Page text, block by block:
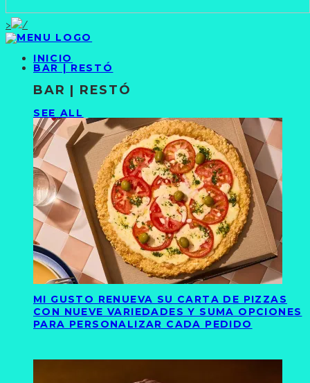
>
INICIO
BAR | RESTÓ
BAR | RESTÓ
SEE ALL
MI GUSTO RENUEVA SU CARTA DE PIZZAS
CON NUEVE VARIEDADES Y SUMA OPCIONES
PARA PERSONALIZAR CADA PEDIDO